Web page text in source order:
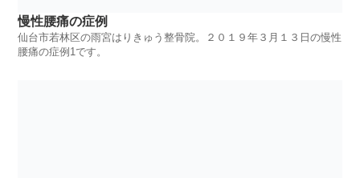
慢性腰痛の症例
仙台市若林区の雨宮はりきゅう整骨院。２０１９年３月１３日の慢性
腰痛の症例1です。